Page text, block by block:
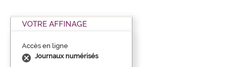
VOTRE AFFINAGE
Accès en ligne
Journaux numérisés